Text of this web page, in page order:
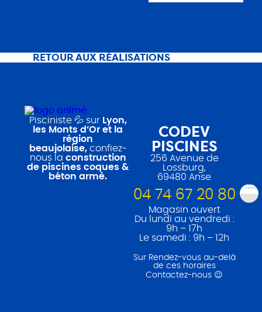
RETOUR AUX RÉALISATIONS
Pisciniste 💦 sur Lyon,
les Monts d’Or et la
région
beaujolaise, confiez-
nous la construction
de piscines coques &
béton armé.
CODEV
PISCINES
256 Avenue de
Lossburg,
69480 Anse
04 74 67 20 80
Magasin ouvert
Du lundi au vendredi :
9h – 17h
Le samedi : 9h – 12h
Sur Rendez-vous au-delà
de ces horaires
Contactez-nous 😉